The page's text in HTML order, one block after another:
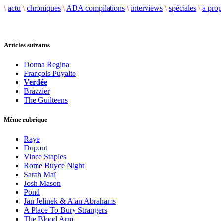
\ actu \ chroniques \ ADA compilations \ interviews \ spéciales \ à
Articles suivants
Donna Regina
François Puyalto
Verdée
Brazzier
The Guilteens
Même rubrique
Raye
Dupont
Vince Staples
Rome Buyce Night
Sarah Maï
Josh Mason
Pond
Jan Jelinek & Alan Abrahams
A Place To Bury Strangers
The Blood Arm